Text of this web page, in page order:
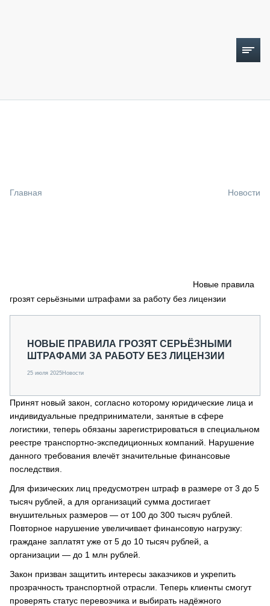
СПЕЦПРОЕКТЫ
О ПРОЕКТЕ
Главная Новости
Новые правила
грозят серьёзными штрафами за работу без лицензии
НОВЫЕ ПРАВИЛА ГРОЗЯТ СЕРЬЁЗНЫМИ
ШТРАФАМИ ЗА РАБОТУ БЕЗ ЛИЦЕНЗИИ
25 июля 2025Новости
Принят новый закон, согласно которому юридические лица и
индивидуальные предприниматели, занятые в сфере
логистики, теперь обязаны зарегистрироваться в специальном
реестре транспортно-экспедиционных компаний. Нарушение
данного требования влечёт значительные финансовые
последствия.
Для физических лиц предусмотрен штраф в размере от 3 до 5
тысяч рублей, а для организаций сумма достигает
внушительных размеров — от 100 до 300 тысяч рублей.
Повторное нарушение увеличивает финансовую нагрузку:
граждане заплатят уже от 5 до 10 тысяч рублей, а
организации — до 1 млн рублей.
Закон призван защитить интересы заказчиков и укрепить
прозрачность транспортной отрасли. Теперь клиенты смогут
проверять статус перевозчика и выбирать надёжного